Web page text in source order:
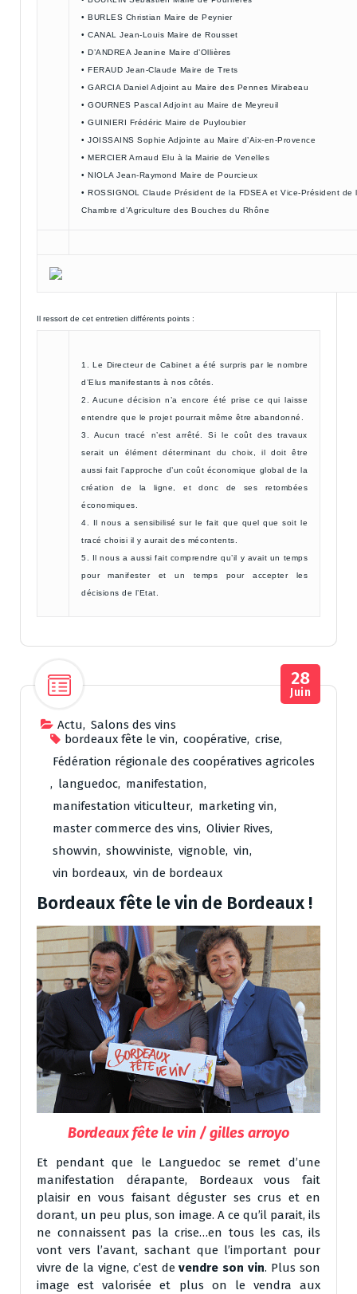
• BURLES Christian Maire de Peynier
• CANAL Jean-Louis Maire de Rousset
• D’ANDREA Jeanine Maire d’Ollières
• FERAUD Jean-Claude Maire de Trets
• GARCIA Daniel Adjoint au Maire des Pennes Mirabeau
• GOURNES Pascal Adjoint au Maire de Meyreuil
• GUINIERI Frédéric Maire de Puyloubier
• JOISSAINS Sophie Adjointe au Maire d’Aix-en-Provence
• MERCIER Arnaud Elu à la Mairie de Venelles
• NIOLA Jean-Raymond Maire de Pourcieux
• ROSSIGNOL Claude Président de la FDSEA et Vice-Président de
Chambre d’Agriculture des Bouches du Rhône
Il ressort de cet entretien différents points :
1. Le Directeur de Cabinet a été surpris par le nombre
d’Elus manifestants à nos côtés.
2. Aucune décision n’a encore été prise ce qui laisse
entendre que le projet pourrait même être abandonné.
3. Aucun tracé n’est arrêté. Si le coût des travaux
serait un élément déterminant du choix, il doit être
aussi fait l’approche d’un coût économique global de la
création de la ligne, et donc de ses retombées
économiques.
4. Il nous a sensibilisé sur le fait que quel que soit le
tracé choisi il y aurait des mécontents.
5. Il nous a aussi fait comprendre qu’il y avait un temps
pour manifester et un temps pour accepter les
décisions de l’Etat.
Actu, Salons des vins
bordeaux fête le vin, coopérative, crise,
Fédération régionale des coopératives agricoles
, languedoc, manifestation,
manifestation viticulteur, marketing vin,
master commerce des vins, Olivier Rives,
showvin, showviniste, vignoble, vin,
vin bordeaux, vin de bordeaux
28
Juin
Bordeaux fête le vin de Bordeaux !
Bordeaux fête le vin / gilles arroyo
Et pendant que le Languedoc se remet d’une
manifestation dérapante, Bordeaux vous fait
plaisir en vous faisant déguster ses crus et en
dorant, un peu plus, son image. A ce qu’il parait, ils
ne connaissent pas la crise…en tous les cas, ils
vont vers l’avant, sachant que l’important pour
vivre de la vigne, c’est devendre son vin. Plus son
image est valorisée et plus on le vendra aux